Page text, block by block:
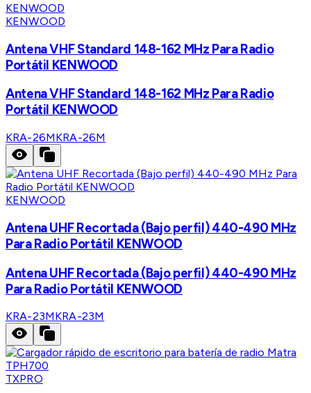
KENWOOD
Antena VHF Standard 148-162 MHz Para Radio
Portátil KENWOOD
Antena VHF Standard 148-162 MHz Para Radio
Portátil KENWOOD
KRA-26MKRA-26M
KENWOOD
Antena UHF Recortada (Bajo perfil) 440-490 MHz
Para Radio Portátil KENWOOD
Antena UHF Recortada (Bajo perfil) 440-490 MHz
Para Radio Portátil KENWOOD
KRA-23MKRA-23M
TXPRO